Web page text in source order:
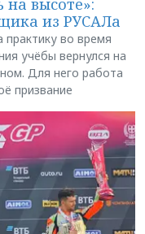
на высоте»:
из РУСАЛа
во время
учёбы вернулся на
Для него работа
призвание